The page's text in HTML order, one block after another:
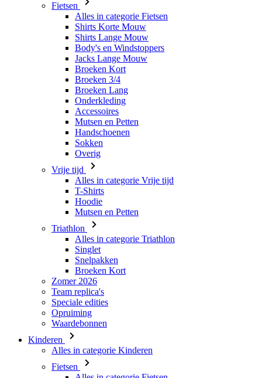
Fietsen
Alles in categorie Fietsen
Shirts Korte Mouw
Shirts Lange Mouw
Body's en Windstoppers
Jacks Lange Mouw
Broeken Kort
Broeken 3/4
Broeken Lang
Onderkleding
Accessoires
Mutsen en Petten
Handschoenen
Sokken
Overig
Vrije tijd
Alles in categorie Vrije tijd
T-Shirts
Hoodie
Mutsen en Petten
Triathlon
Alles in categorie Triathlon
Singlet
Snelpakken
Broeken Kort
Zomer 2026
Team replica's
Speciale edities
Opruiming
Waardebonnen
Kinderen
Alles in categorie Kinderen
Fietsen